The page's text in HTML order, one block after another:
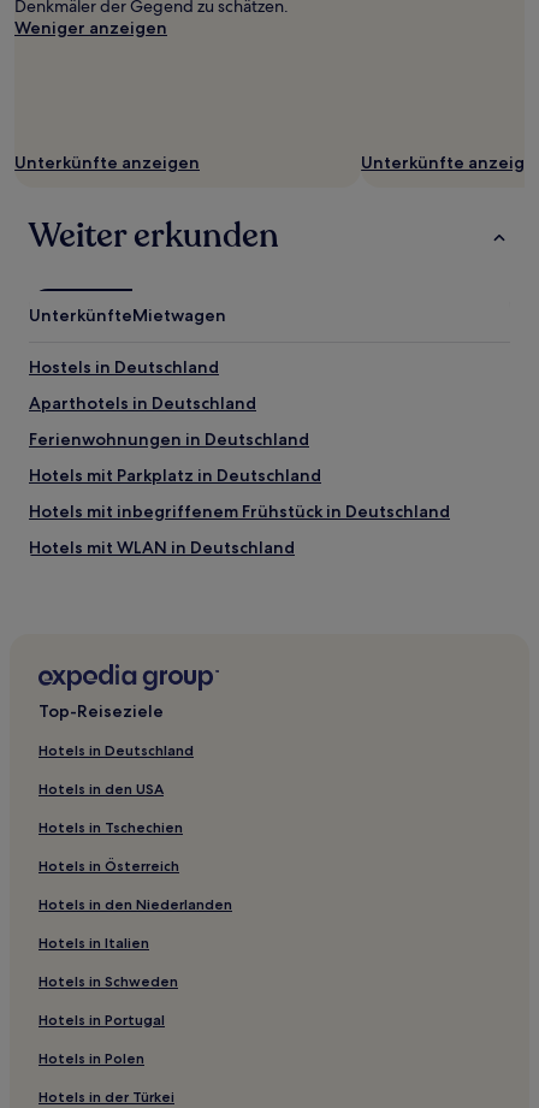
Es
Denkmäler der Gegend zu schätzen.
Weniger anzeigen
Unterkünfte anzeigen Unterkünfte
Weiter erkunden
UnterkünfteMietwagen
Hostels in Deutschland
Aparthotels in Deutschland
Ferienwohnungen in Deutschland
Hotels mit Parkplatz in Deutschland
Hotels mit inbegriffenem Frühstück in Deutschland
Hotels mit WLAN in Deutschland
Hotels mit Wellnessbereich in Deutschland
Hotels mit Pool in Deutschland
Haustierfreundliche in Deutschland
Business in Deutschland
Familien in Deutschland
Lgbtqia-Freundliche in Deutschland
Hotels nahe Straßenbahnhaltestelle Westendsiedlung
Hotels nahe Straßenbahnhaltestelle Simplonstraße
Hotels nahe Haltestelle Biesdorf-Süd
Hotels nahe Straßenbahnhaltestelle Hartlebenstraße
Hotels nahe Straßenbahnhaltestelle Criegernweg
Hotels nahe Straßenbahnhaltestelle Fanningerstraße
Top-Reiseziele
Hotels in Deutschland
Hotels in den USA
Hotels in Tschechien
Hotels in Österreich
Hotels in den Niederlanden
Hotels in Italien
Hotels in Schweden
Hotels in Portugal
Hotels in Polen
Hotels in der Türkei